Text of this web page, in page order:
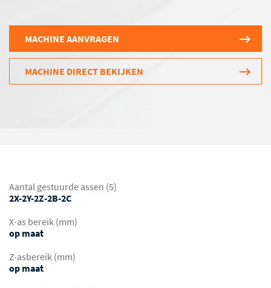
MACHINE AANVRAGEN
MACHINE DIRECT BEKIJKEN
Aantal gestuurde assen (5)
2X-2Y-2Z-2B-2C
X-as bereik (mm)
op maat
Z-asbereik (mm)
op maat